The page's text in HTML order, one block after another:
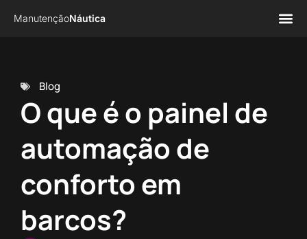
ManutençãoNáutica
Blog
O que é o painel de
automação de
conforto em
barcos?